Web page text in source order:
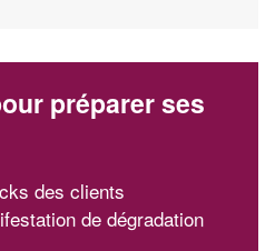
préparer ses
des clients
de dégradation